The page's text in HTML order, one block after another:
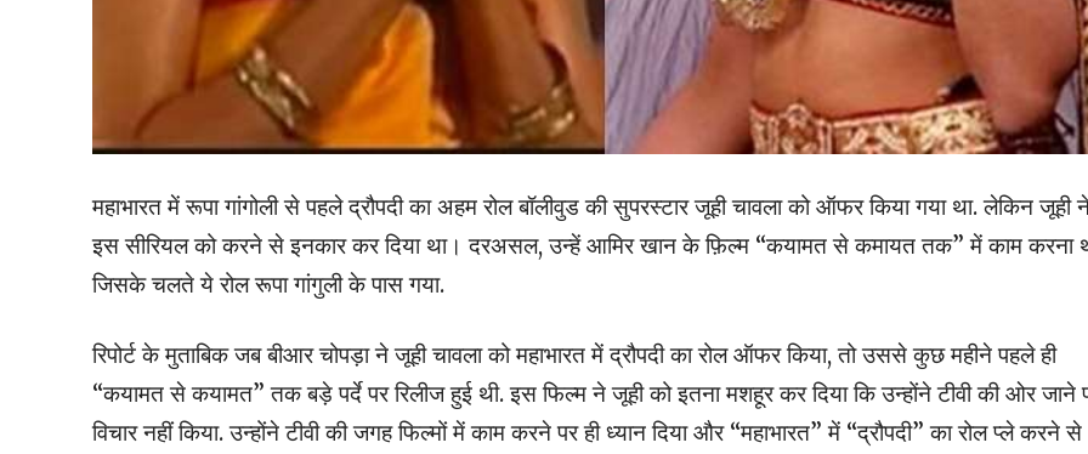
महाभारत में रूपा गांगोली से पहले द्रौपदी का अहम रोल बॉलीवुड की सुपरस्टार जूही चावला को ऑफर किया गया था. लेकिन जूही
इस सीरियल को करने से इनकार कर दिया था। दरअसल, उन्हें आमिर खान के फ़िल्म “कयामत से कमायत तक” में काम करना
जिसके चलते ये रोल रूपा गांगुली के पास गया.
रिपोर्ट के मुताबिक जब बीआर चोपड़ा ने जूही चावला को महाभारत में द्रौपदी का रोल ऑफर किया, तो उससे कुछ महीने पहले ही
“कयामत से कयामत” तक बड़े पर्दे पर रिलीज हुई थी. इस फिल्म ने जूही को इतना मशहूर कर दिया कि उन्होंने टीवी की ओर जाने
विचार नहीं किया. उन्होंने टीवी की जगह फिल्मों में काम करने पर ही ध्यान दिया और “महाभारत” में “द्रौपदी” का रोल प्ले करने से